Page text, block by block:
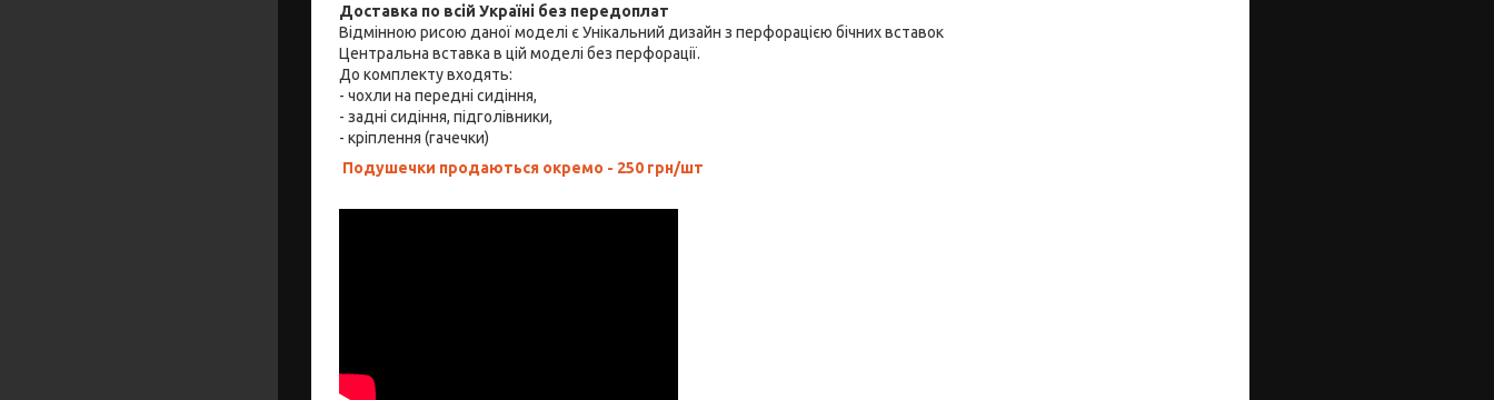
Доставка по всій Україні без передоплат
Відмінною рисою даної моделі є Унікальний дизайн з перфорацією бічних вставок
Центральна вставка в цій моделі без перфорації.
До комплекту входять:
- чохли на передні сидіння,
- задні сидіння, підголівники,
- кріплення (гачечки)
Подушечки продаються окремо - 250 грн/шт